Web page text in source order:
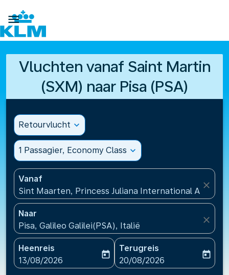

Vluchten vanaf Saint Martin
(SXM) naar Pisa (PSA)
Retourvlucht expand_more
1 Passagier, Economy Class expand_more
Vanaf
Sint Maarten, Princess Juliana International
close
Naar
Pisa, Galileo Galilei(PSA), Italië
close
Heenreis
fc-booking-departure-date-aria-label
13/08/2026
today
Terugreis
fc-booking-return-date-
20/08/2026
today